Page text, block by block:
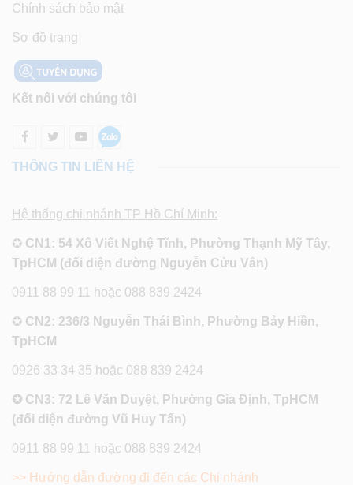
Chính sách bảo mật
Sơ đồ trang
Kết nối với chúng tôi
THÔNG TIN LIÊN HỆ
Hệ thống chi nhánh TP Hồ Chí Minh:
✪ CN1: 54 Xô Viết Nghệ Tĩnh, Phường Thạnh Mỹ Tây,
TpHCM (đối diện đường Nguyễn Cửu Vân)
0911 88 99 11 hoặc 088 839 2424
✪ CN2: 236/3 Nguyễn Thái Bình, Phường Bảy Hiền,
TpHCM
0926 33 34 35 hoặc 088 839 2424
✪ CN3: 72 Lê Văn Duyệt, Phường Gia Định, TpHCM
(đối diện đường Vũ Huy Tấn)
0911 88 99 11 hoặc 088 839 2424
>> Hướng dẫn đường đi đến các Chi nhánh